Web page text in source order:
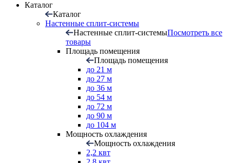
Каталог
Каталог
Настенные сплит-системы
Настенные сплит-системыПосмотреть все
товары
Площадь помещения
Площадь помещения
до 21 м
до 27 м
до 36 м
до 54 м
до 72 м
до 90 м
до 104 м
Мощность охлаждения
Мощность охлаждения
2,2 квт